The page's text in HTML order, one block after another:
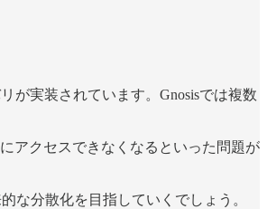
が実装されています。Gnosisでは複数
アクセスできなくなるといった問題が
な分散化を目指していくでしょう。